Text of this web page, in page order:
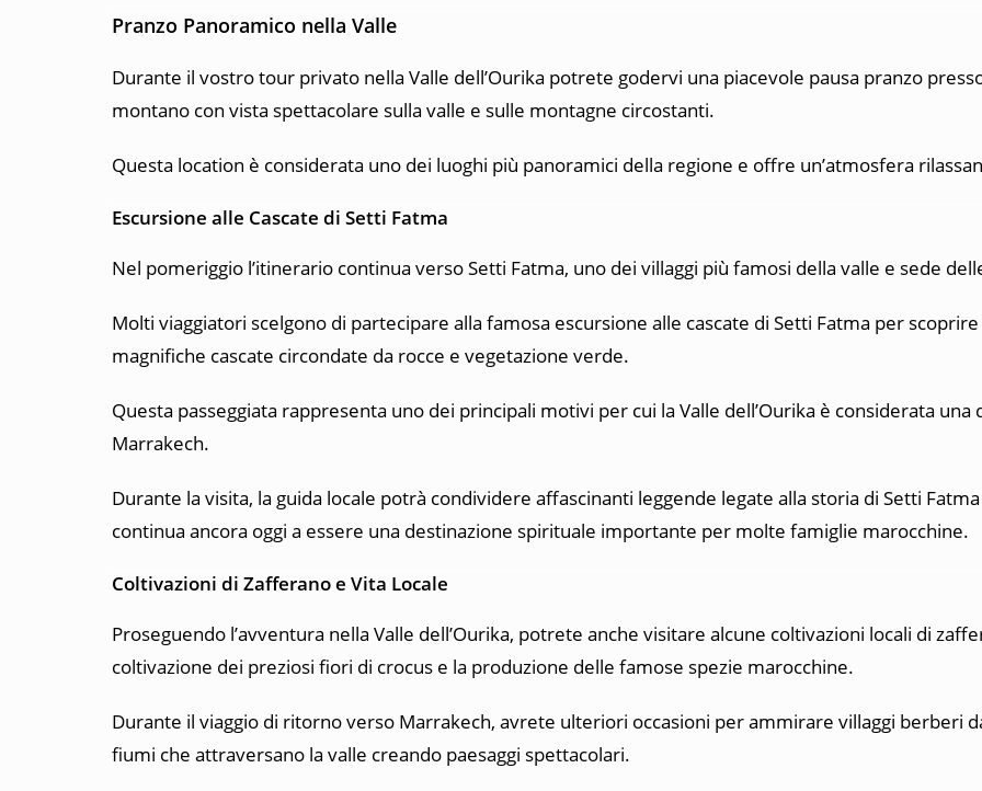
Pranzo Panoramico nella Valle
Durante il vostro tour privato nella Valle dell’Ourika potrete godervi una piacevole pausa pranzo
montano con vista spettacolare sulla valle e sulle montagne circostanti.
Questa location è considerata uno dei luoghi più panoramici della regione e offre un’atmosfera
Escursione alle Cascate di Setti Fatma
Nel pomeriggio l’itinerario continua versoSetti Fatma, uno dei villaggi più famosi della valle e sede
Molti viaggiatori scelgono di partecipare alla famosa escursione alle cascate di Setti Fatma per
magnifiche cascate circondate da rocce e vegetazione verde.
Questa passeggiata rappresenta uno dei principali motivi per cui la Valle dell’Ourika è considerata
Marrakech.
Durante la visita, la guida locale potrà condividere affascinanti leggende legate alla storia di Setti
continua ancora oggi a essere una destinazione spirituale importante per molte famiglie marocchine.
Coltivazioni di Zafferano e Vita Locale
Proseguendo l’avventura nella Valle dell’Ourika, potrete anche visitare alcune coltivazioni locali di
coltivazione dei preziosi fiori di crocus e la produzione delle famose spezie marocchine.
Durante il viaggio di ritorno verso Marrakech, avrete ulteriori occasioni per ammirare villaggi berberi
fiumi che attraversano la valle creando paesaggi spettacolari.